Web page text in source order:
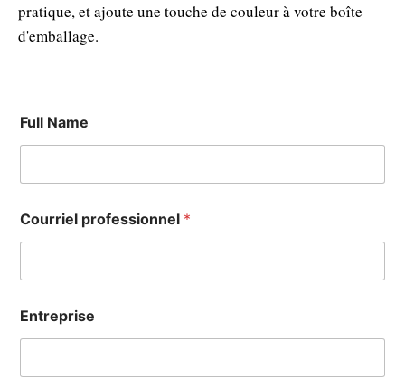
pratique, et ajoute une touche de couleur à votre boîte
d'emballage.
Full Name
Courriel professionnel *
Entreprise